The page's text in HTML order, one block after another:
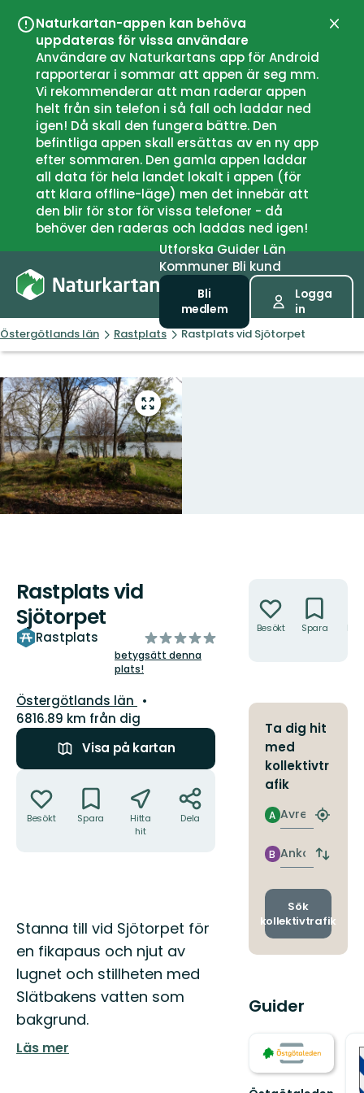
Naturkartan-appen kan behöva
uppdateras för vissa användare
Användare av Naturkartans app för Android
rapporterar i sommar att appen är seg mm.
Vi rekommenderar att man raderar appen
helt från sin telefon i så fall och laddar ned
igen! Då skall den fungera bättre. Den
befintliga appen skall ersättas av en ny app
efter sommaren. Den gamla appen laddar
all data för hela landet lokalt i appen (för
att klara offline-läge) men det innebär att
den blir för stor för vissa telefoner - då
behöver den raderas och laddas ned igen!
UtforskaGuiderLän
Kommuner Bli kund
Bli
medlem
Logga
in
Östergötlands län Rastplats Rastplats vid Sjötorpet
Gå
till
helskärmsläge
Rastplats vid
Sjötorpet
Rastplats
av
5
stjärnor
betygsätt denna
plats!
Län:
Östergötlands län
6816.89 km från dig
Visa på kartan
Besökt Spara
Hitta
hit
Dela
Beskrivning
Stanna till vid Sjötorpet för
en fikapaus och njut av
lugnet och stillheten med
Slätbakens vatten som
bakgrund.
Läs mer
Besökt Spara
Ta dig hit
med
kollektivtr
afik
Avresa
A
Hitta
Ankomst
B
Byt
och
Sök
kollektivtrafik
Guider